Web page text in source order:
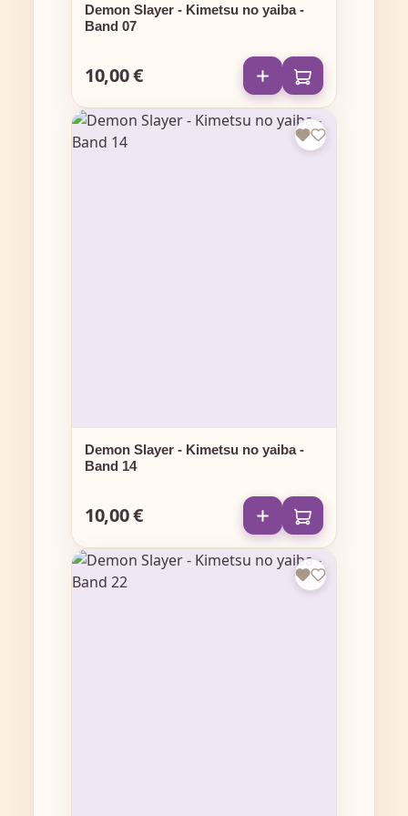
Demon Slayer - Kimetsu no yaiba -
Band 07
Regulärer Preis:
10,00 €
Demon Slayer - Kimetsu no yaiba -
Band 14
Regulärer Preis:
10,00 €